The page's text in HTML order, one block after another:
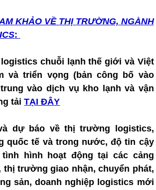
KHẢO VỀ THỊ TRƯỜNG, NGÀNH
:
chuỗi lạnh thế giới và Việt
và triển vọng (bản công bố vào
vào dịch vụ kho lạnh và vận
tảiTẠI ĐÂY
dự báo về thị trường logistics,
quốc tế và trong nước, độ tin cậy
hình hoạt động tại các cảng
thị trường giao nhận, chuyển phát,
sản, doanh nghiệp logistics mới